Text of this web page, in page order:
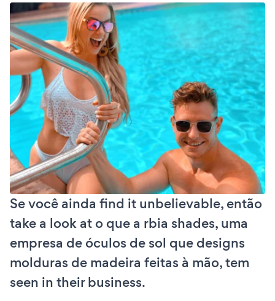
Se você ainda find it unbelievable, então
take a look at o que a rbia shades, uma
empresa de óculos de sol que designs
molduras de madeira feitas à mão, tem
seen in their business.